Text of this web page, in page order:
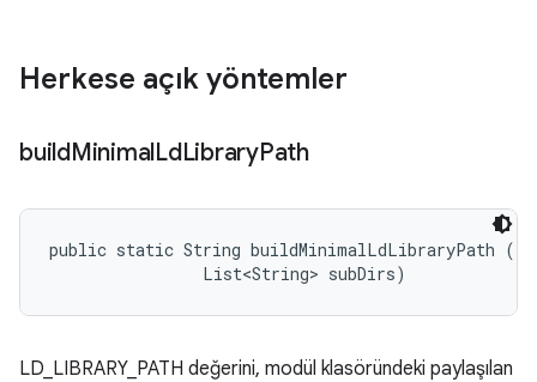
Herkese açık yöntemler
buildMinimalLdLibraryPath
public static String buildMinimalLdLibraryPath
                List<String> subDirs)
LD_LIBRARY_PATH değerini, modül klasöründeki paylaşılan